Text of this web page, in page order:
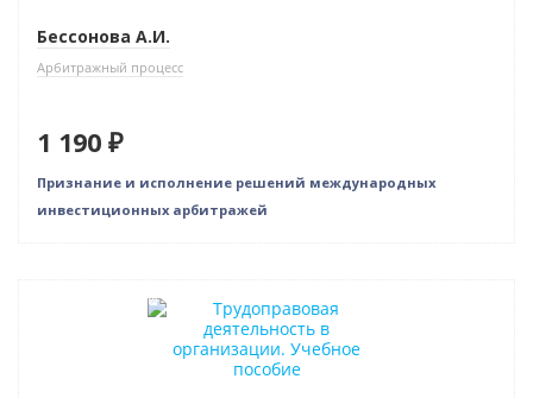
Бессонова А.И.
Арбитражный процесс
1 190 ₽
Признание и исполнение решений международных
инвестиционных арбитражей
Нет в наличии